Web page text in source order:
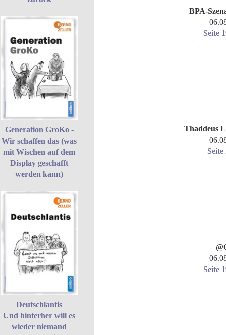
Generation GroKo -
Wir schaffen das (was
mit Wischen auf dem
Display geschafft
werden kann)
Deutschlantis
Und hinterher will es
wieder niemand
BPA-
Seite
Thaddeus
Seite
Seite